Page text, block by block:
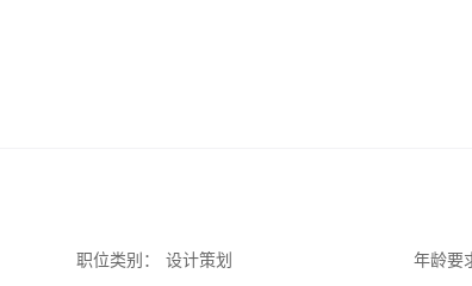
职位类别：
设计策划
年龄要